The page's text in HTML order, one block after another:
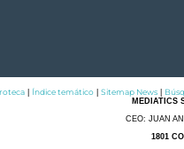
Índice temático Sitemap News
MEDIATICS
CEO: JUAN
1801